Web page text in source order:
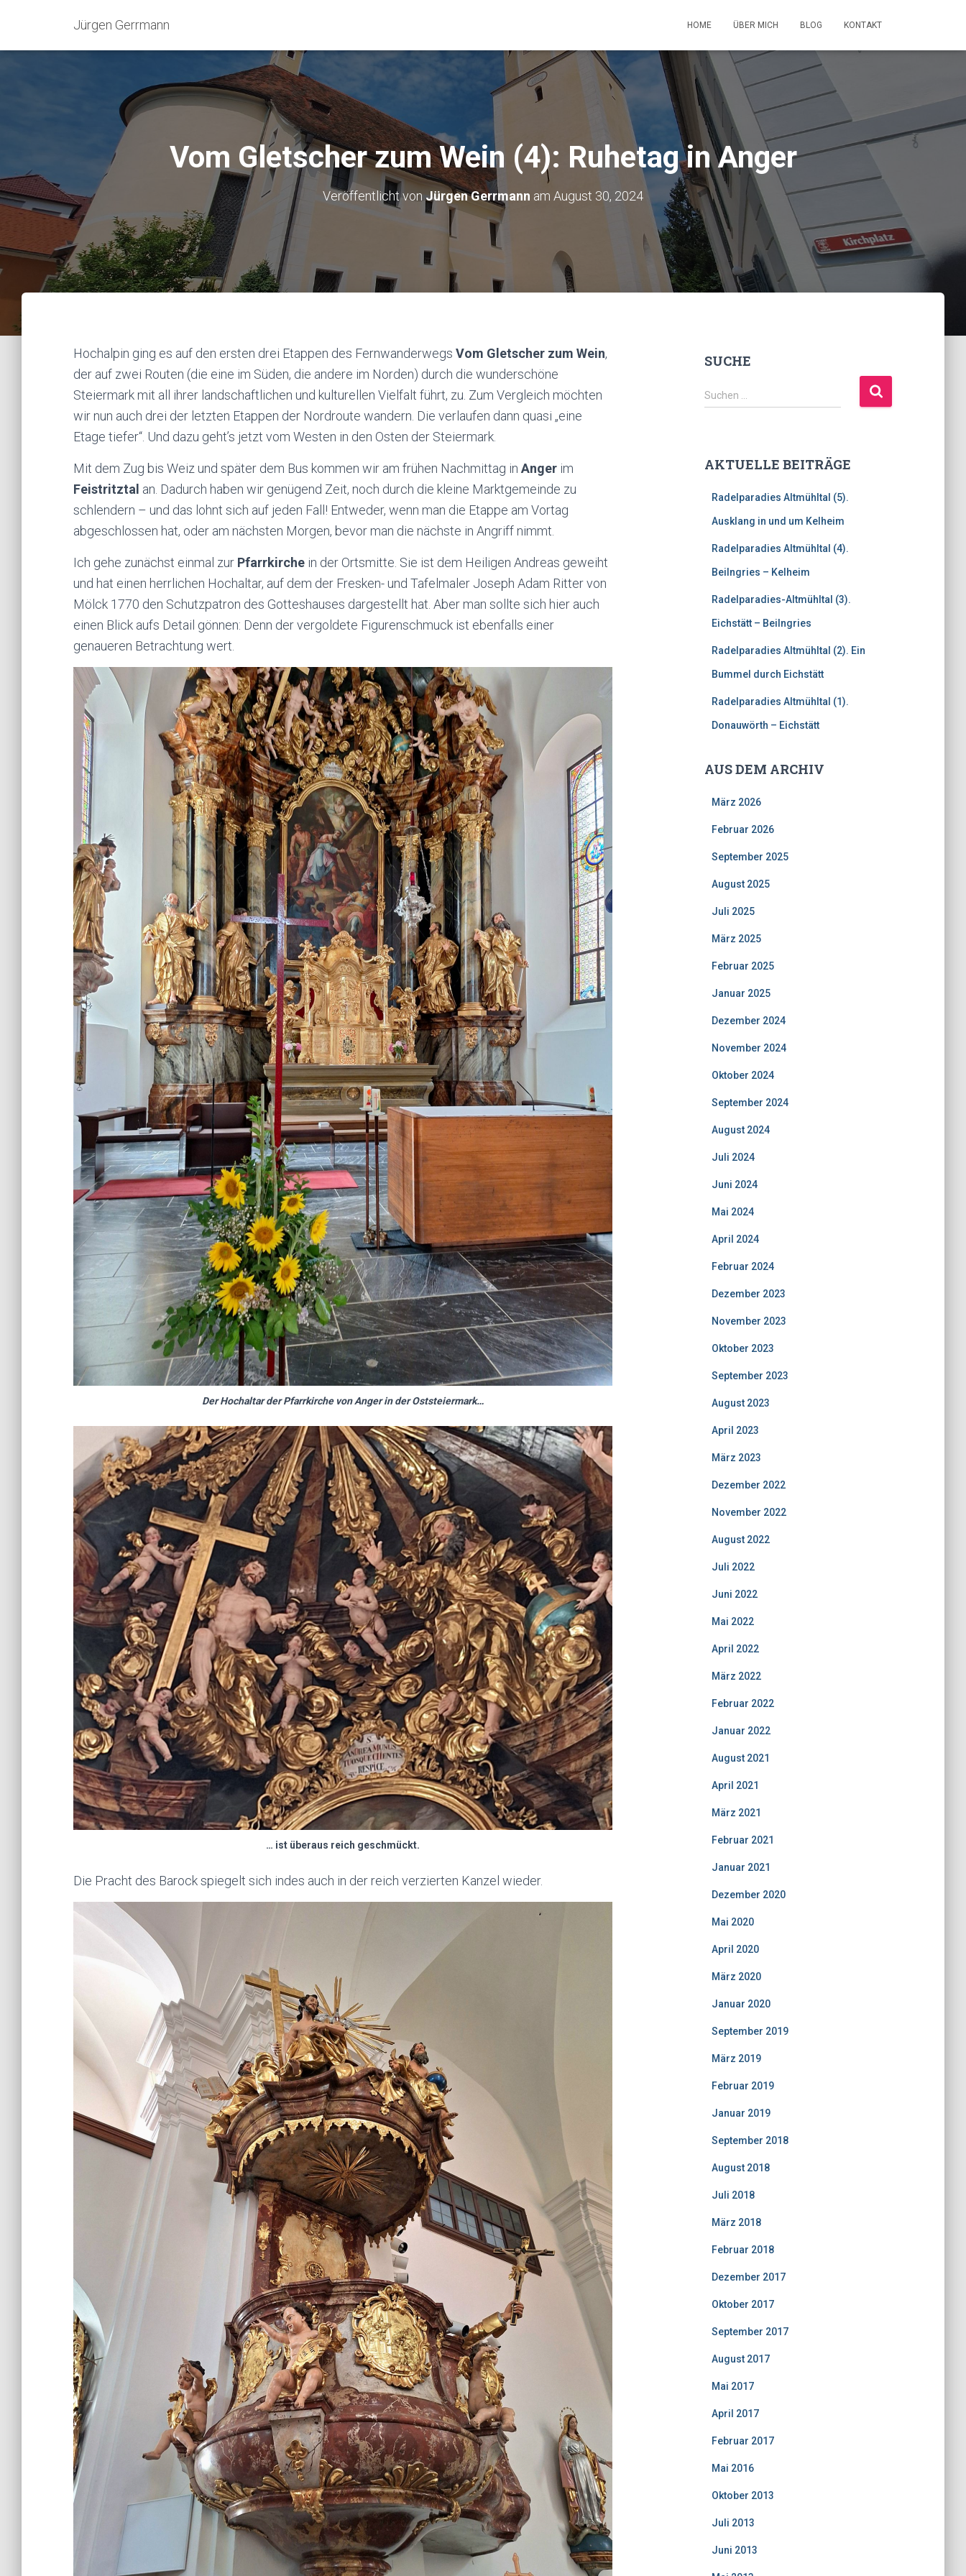
Jürgen Gerrmann HOME ÜBER MICH BLOG KONTAKT
Vom Gletscher zum Wein (4): Ruhetag in Anger
Veröffentlicht vonJürgen Gerrmann am August 30, 2024
Hochalpin ging es auf den ersten drei Etappen des Fernwanderwegs Vom Gletscher zum Wein,
der auf zwei Routen (die eine im Süden, die andere im Norden) durch die wunderschöne
Steiermark mit all ihrer landschaftlichen und kulturellen Vielfalt führt, zu. Zum Vergleich möchten
wir nun auch drei der letzten Etappen der Nordroute wandern. Die verlaufen dann quasi „eine
Etage tiefer“. Und dazu geht’s jetzt vom Westen in den Osten der Steiermark.
Mit dem Zug bis Weiz und später dem Bus kommen wir am frühen Nachmittag in Anger im
Feistritztal an. Dadurch haben wir genügend Zeit, noch durch die kleine Marktgemeinde zu
schlendern – und das lohnt sich auf jeden Fall! Entweder, wenn man die Etappe am Vortag
abgeschlossen hat, oder am nächsten Morgen, bevor man die nächste in Angriff nimmt.
Ich gehe zunächst einmal zur Pfarrkirche in der Ortsmitte. Sie ist dem Heiligen Andreas geweiht
und hat einen herrlichen Hochaltar, auf dem der Fresken- und Tafelmaler Joseph Adam Ritter von
Mölck 1770 den Schutzpatron des Gotteshauses dargestellt hat. Aber man sollte sich hier auch
einen Blick aufs Detail gönnen: Denn der vergoldete Figurenschmuck ist ebenfalls einer
genaueren Betrachtung wert.
Der Hochaltar der Pfarrkirche von Anger in der Oststeiermark…
… ist überaus reich geschmückt.
Die Pracht des Barock spiegelt sich indes auch in der reich verzierten Kanzel wieder.
SUCHE
S
u
n
Suchen …
AKTUELLE BEITRÄGE
Radelparadies Altmühltal (5).
Ausklang in und um Kelheim
Radelparadies Altmühltal (4).
Beilngries – Kelheim
Radelparadies-Altmühltal (3).
Eichstätt – Beilngries
Radelparadies Altmühltal (2). Ein
Bummel durch Eichstätt
Radelparadies Altmühltal (1).
Donauwörth – Eichstätt
AUS DEM ARCHIV
März 2026
Februar 2026
September 2025
August 2025
Juli 2025
März 2025
Februar 2025
Januar 2025
Dezember 2024
November 2024
Oktober 2024
September 2024
August 2024
Juli 2024
Juni 2024
Mai 2024
April 2024
Februar 2024
Dezember 2023
November 2023
Oktober 2023
September 2023
August 2023
April 2023
März 2023
Dezember 2022
November 2022
August 2022
Juli 2022
Juni 2022
Mai 2022
April 2022
März 2022
Februar 2022
Januar 2022
August 2021
April 2021
März 2021
Februar 2021
Januar 2021
Dezember 2020
Mai 2020
April 2020
März 2020
Januar 2020
September 2019
März 2019
Februar 2019
Januar 2019
September 2018
August 2018
Juli 2018
März 2018
Februar 2018
Dezember 2017
Oktober 2017
September 2017
August 2017
Mai 2017
April 2017
Februar 2017
Mai 2016
Oktober 2013
Juli 2013
Juni 2013